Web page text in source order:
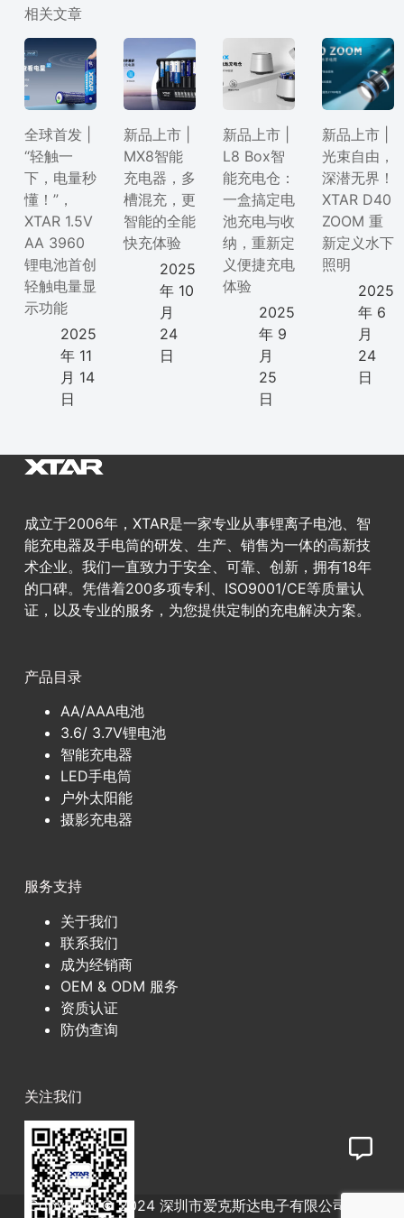
相关文章
全球首发 |
“轻触一
下，电量秒
懂！”，
XTAR 1.5V
AA 3960
锂电池首创
轻触电量显
示功能
2025
年 11
月 14
日
新品上市 |
MX8智能
充电器，多
槽混充，更
智能的全能
快充体验
2025
年 10
月
24
日
新品上市 |
L8 Box智
能充电仓：
一盒搞定电
池充电与收
纳，重新定
义便捷充电
体验
2025
年 9
月
25
日
新品上市 |
光束自由，
深潜无界！
XTAR D40
ZOOM 重
新定义水下
照明
2025
年 6
月
24
日
成立于2006年，XTAR是一家专业从事锂离子电池、智
能充电器及手电筒的研发、生产、销售为一体的高新技
术企业。我们一直致力于安全、可靠、创新，拥有18年
的口碑。凭借着200多项专利、ISO9001/CE等质量认
证，以及专业的服务，为您提供定制的充电解决方案。
产品目录
AA/AAA电池
3.6/ 3.7V锂电池
智能充电器
LED手电筒
户外太阳能
摄影充电器
服务支持
关于我们
联系我们
成为经销商
OEM & ODM 服务
资质认证
防伪查询
关注我们
Copyright © 2024 深圳市爱克斯达电子有限公司